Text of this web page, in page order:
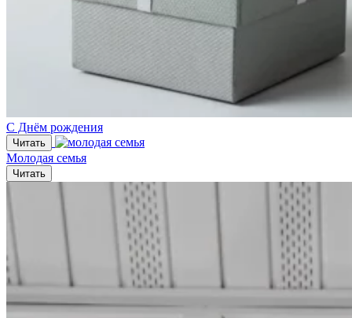
С Днём рождения
Читать
Молодая семья
Читать